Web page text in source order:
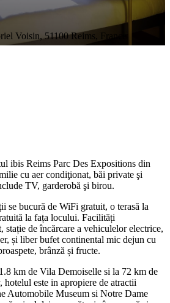
Voisin, 51100 Reims, France
ibis Reims Parc Des Expositions din
cu aer condiţionat, băi private şi
TV, garderobă şi birou.
se bucură de WiFi gratuit, o terasă la
la fața locului. Facilități
de încărcare a vehiculelor electrice,
și liber bufet continental mic dejun cu
brânză și fructe.
km de Vila Demoiselle si la 72 km de
este in apropiere de atractii
Automobile Museum si Notre Dame